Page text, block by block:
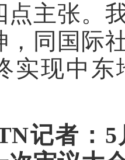
点主张。
，同国际
实现中
记者：